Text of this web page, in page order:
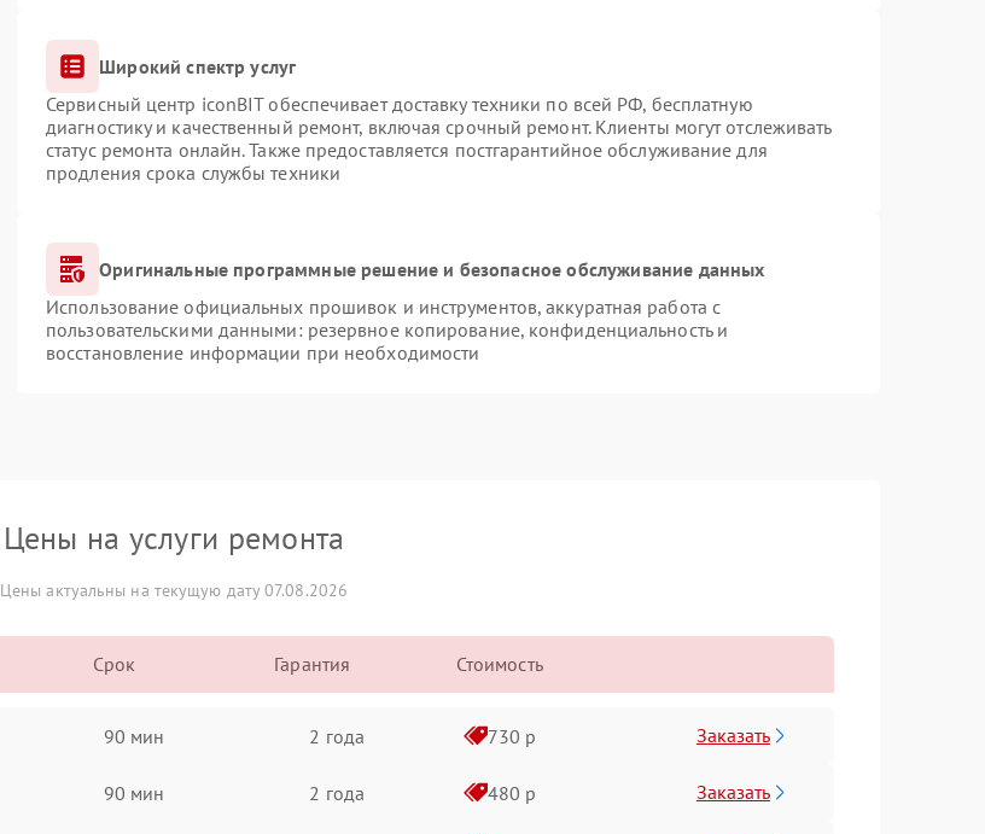
Широкий спектр услуг
Сервисный центр iconBIT обеспечивает доставку техники по всей РФ, бесплатную
диагностику и качественный ремонт, включая срочный ремонт. Клиенты могут отслеживать
статус ремонта онлайн. Также предоставляется постгарантийное обслуживание для
продления срока службы техники
Оригинальные программные решение и безопасное обслуживание данных
Использование официальных прошивок и инструментов, аккуратная работа с
пользовательскими данными: резервное копирование, конфиденциальность и
восстановление информации при необходимости
Цены на услуги ремонта
Цены актуальны на текущую дату 07.08.2026
Срок Гарантия Стоимость
90 мин 2 года 730 р Заказать
90 мин 2 года 480 р Заказать